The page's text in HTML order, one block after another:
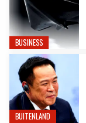
BUSINESS
BUITENLAND